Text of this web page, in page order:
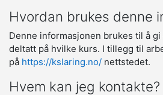
Hvordan brukes denne
Denne informasjonen brukes til å
deltatt på hvilke kurs. I tillegg til
på https://kslaring.no/ nettstedet.
Hvem kan jeg kontakte?